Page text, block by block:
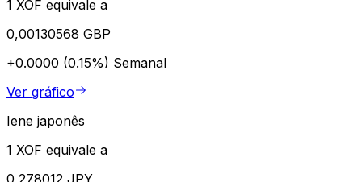
1 XOF equivale a
0,00130568 GBP
+0.0000 (0.15%) Semanal
Ver gráfico
Iene japonês
1 XOF equivale a
0,278012 JPY